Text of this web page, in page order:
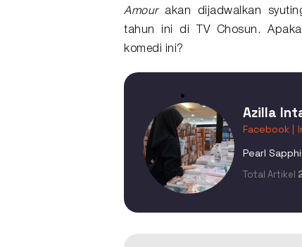
Amourakan dijadwalkan
tahun ini di TV Chosun.
komedi ini?
Azilla
Facebook |
Pearl
Total Artikel